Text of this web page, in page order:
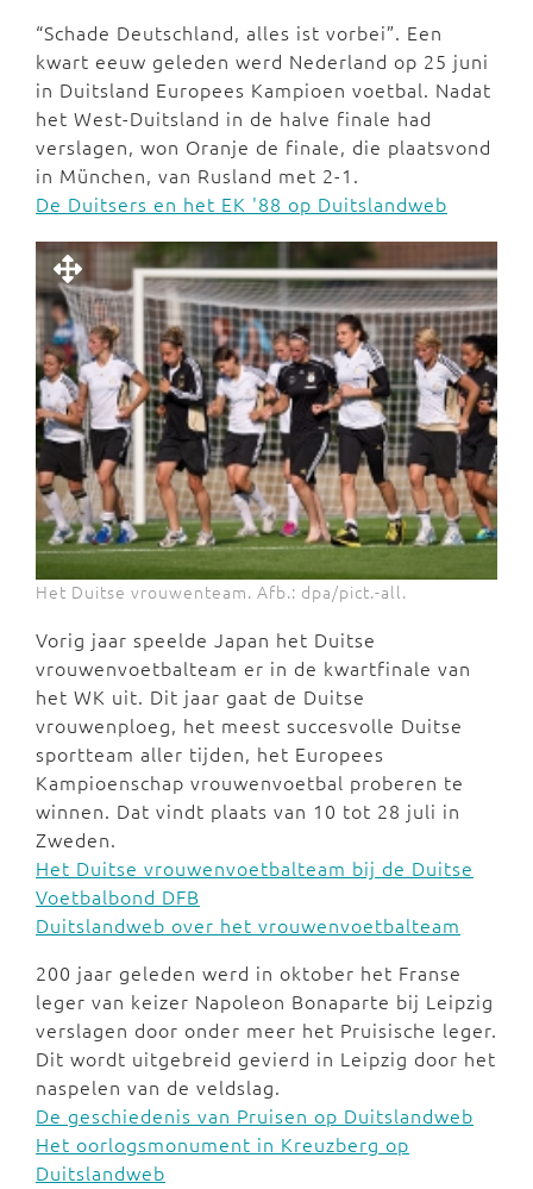
“Schade Deutschland, alles ist vorbei”. Een
kwart eeuw geleden werd Nederland op 25 juni
in Duitsland Europees Kampioen voetbal. Nadat
het West-Duitsland in de halve finale had
verslagen, won Oranje de finale, die plaatsvond
in München, van Rusland met 2-1.
De Duitsers en het EK '88 op Duitslandweb
Het Duitse vrouwenteam. Afb.: dpa/pict.-all.
Vorig jaar speelde Japan het Duitse
vrouwenvoetbalteam er in de kwartfinale van
het WK uit. Dit jaar gaat de Duitse
vrouwenploeg, het meest succesvolle Duitse
sportteam aller tijden, het Europees
Kampioenschap vrouwenvoetbal proberen te
winnen. Dat vindt plaats van 10 tot 28 juli in
Zweden.
Het Duitse vrouwenvoetbalteam bij de Duitse
Voetbalbond DFB
Duitslandweb over het vrouwenvoetbalteam
200 jaar geleden werd in oktober het Franse
leger van keizer Napoleon Bonaparte bij Leipzig
verslagen door onder meer het Pruisische leger.
Dit wordt uitgebreid gevierd in Leipzig door het
naspelen van de veldslag.
De geschiedenis van Pruisen op Duitslandweb
Het oorlogsmonument in Kreuzberg op
Duitslandweb